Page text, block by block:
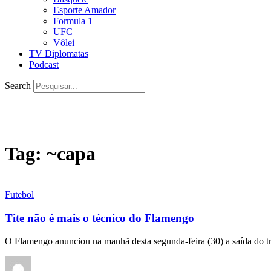
Esporte Amador
Formula 1
UFC
Vôlei
TV Diplomatas
Podcast
Search
Tag: ~capa
Futebol
Tite não é mais o técnico do Flamengo
O Flamengo anunciou na manhã desta segunda-feira (30) a saída do